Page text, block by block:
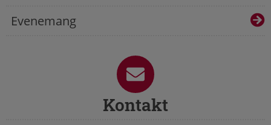
Evenemang
Kontakt